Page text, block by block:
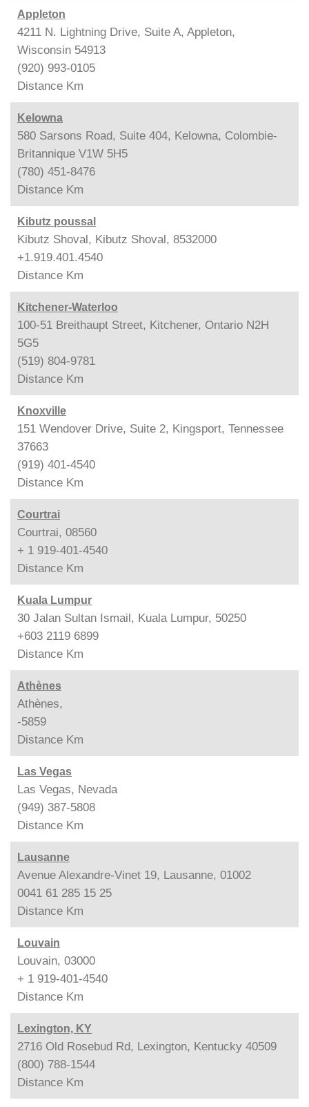
Appleton
4211 N. Lightning Drive, Suite A, Appleton,
Wisconsin 54913
(920) 993-0105
Distance Km
Kelowna
580 Sarsons Road, Suite 404, Kelowna, Colombie-
Britannique V1W 5H5
(780) 451-8476
Distance Km
Kibutz poussal
Kibutz Shoval, Kibutz Shoval, 8532000
+1.919.401.4540
Distance Km
Kitchener-Waterloo
100-51 Breithaupt Street, Kitchener, Ontario N2H
5G5
(519) 804-9781
Distance Km
Knoxville
151 Wendover Drive, Suite 2, Kingsport, Tennessee
37663
(919) 401-4540
Distance Km
Courtrai
Courtrai, 08560
+ 1 919-401-4540
Distance Km
Kuala Lumpur
30 Jalan Sultan Ismail, Kuala Lumpur, 50250
+603 2119 6899
Distance Km
Athènes
Athènes,
-5859
Distance Km
Las Vegas
Las Vegas, Nevada
(949) 387-5808
Distance Km
Lausanne
Avenue Alexandre-Vinet 19, Lausanne, 01002
0041 61 285 15 25
Distance Km
Louvain
Louvain, 03000
+ 1 919-401-4540
Distance Km
Lexington, KY
2716 Old Rosebud Rd, Lexington, Kentucky 40509
(800) 788-1544
Distance Km